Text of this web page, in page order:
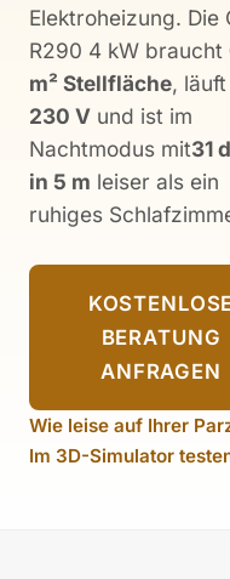
Elektroheizung. Die
R290 4 kW braucht
m² Stellfläche,
230 V und ist im
Nachtmodus mit31
in 5 m leiser als ein
ruhiges
BERATUNG
ANFRAGEN
Wie leise auf Ihrer
Im 3D-Simulator